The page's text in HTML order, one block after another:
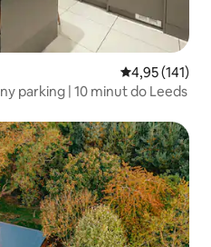
Średnia
4,95 (141)
parking | 10 minut do Leeds
Wybór gości